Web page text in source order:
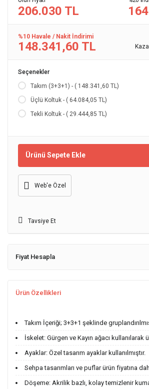
206.030 TL
%10 Havale / Nakit İndirimi
148.341,60 TL
Seçenekler
Takım (3+3+1) - ( 148.341,60 TL)
Üçlü Koltuk - ( 64.084,05 TL)
Tekli Koltuk - ( 29.444,85 TL)
Ürünü Sepete Ekle
Web'e Özel
Tavsiye Et
Fiyat Hesapla
Ürün Özellikleri
Takım İçeriği; 3+3+1 şeklinde
İskelet: Gürgen ve Kayın ağacı kullanılarak
Ayaklar: Özel tasarım ayaklar kullanılmıştır.
Sehpa tasarımları ve puflar ürün fiyatına
Döşeme: Akrilik bazlı, kolay temizlenir